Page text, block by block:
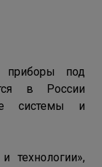
приборы под
в России
системы и
технологии»,